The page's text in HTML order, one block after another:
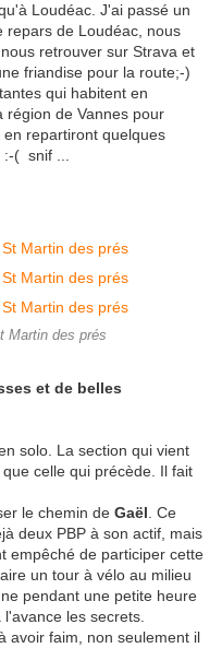
Loudéac. J'ai passé un
repars de Loudéac, nous
retrouver sur Strava et
friandise pour la route;-)
qui habitent en
région de Vannes pour
repartiront quelques
( snif ...
Martin des prés
et de belles
solo. La section qui vient
celle qui précède. Il fait
le chemin de Gaël . Ce
deux PBP à son actif, mais
empêché de participer cette
un tour à vélo au milieu
pendant une petite heure
les secrets.
avoir faim, non seulement il